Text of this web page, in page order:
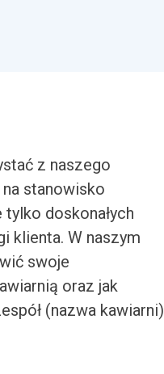
z naszego
stanowisko
doskonałych
klienta. W naszym
swoje
oraz jak
(nazwa kawiarni)